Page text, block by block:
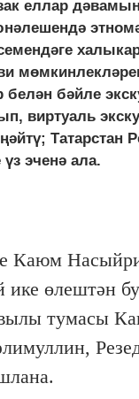
еллар
белән бәйле
виртуаль
эченә ала.
Каюм
ике өлештән
тумасы